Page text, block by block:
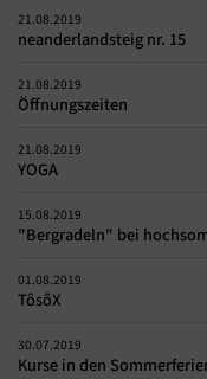
21.08.2019
neanderlandsteig nr. 15
21.08.2019
Öffnungszeiten
21.08.2019
YOGA
15.08.2019
"Bergradeln" bei
01.08.2019
TôsôX
30.07.2019
Kurse in den